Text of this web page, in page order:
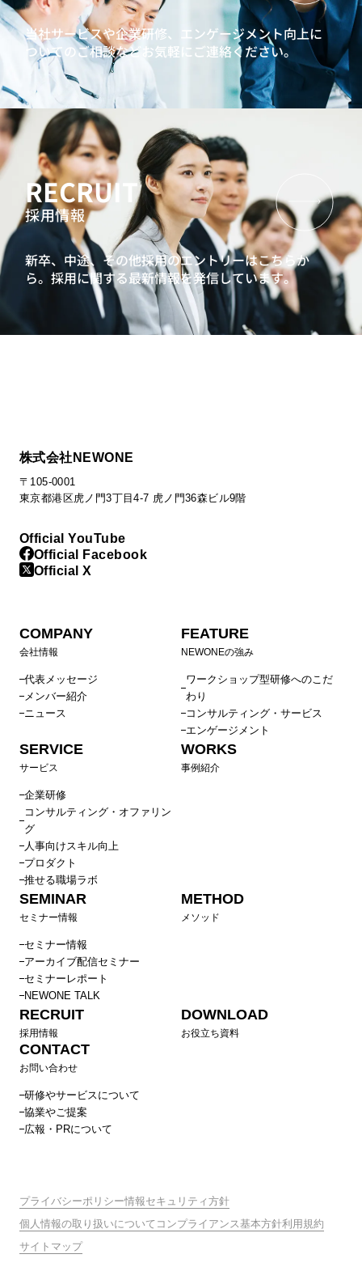
当社サービスや企業研修、エンゲージメント向上に
ついてのご相談などお気軽にご連絡ください。
RECRUIT
採用情報
新卒、中途、その他採用のエントリーはこちらか
ら。採用に関する最新情報を発信しています。
株式会社NEWONE
〒105-0001
東京都港区虎ノ門3丁目4-7 虎ノ門36森ビル9階
Official YouTube
Official Facebook
Official X
COMPANY
会社情報
代表メッセージ
メンバー紹介
ニュース
FEATURE
NEWONEの強み
ワークショップ型研修へのこだ
わり
コンサルティング・サービス
エンゲージメント
SERVICE
サービス
企業研修
コンサルティング・オファリン
グ
人事向けスキル向上
プロダクト
推せる職場ラボ
WORKS
事例紹介
SEMINAR
セミナー情報
セミナー情報
アーカイブ配信セミナー
セミナーレポート
NEWONE TALK
METHOD
メソッド
RECRUIT
採用情報
DOWNLOAD
お役立ち資料
CONTACT
お問い合わせ
研修やサービスについて
協業やご提案
広報・PRについて
プライバシーポリシー情報セキュリティ方針
個人情報の取り扱いについて コンプライアンス基本方針利用規約
サイトマップ